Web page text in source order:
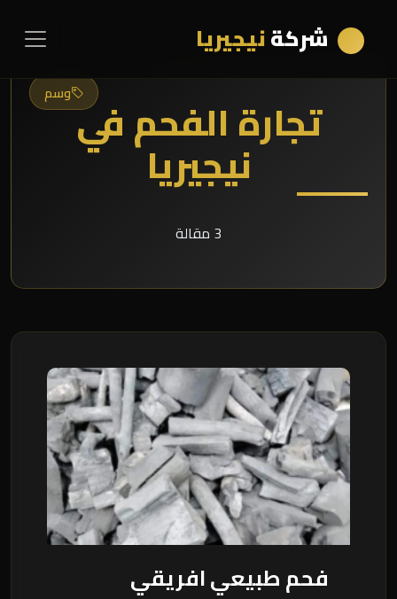
شركةنيجيريا
وسم تجارة الفحم في
نيجيريا
3 مقالة
فحم طبيعي افريقي